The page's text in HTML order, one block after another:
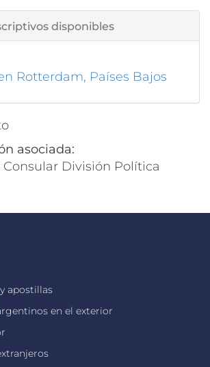
disponibles
Rotterdam, Países Bajos
asociada:
División Política
apostillas
en el exterior